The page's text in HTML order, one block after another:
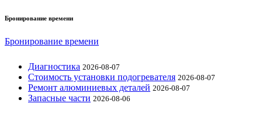
Бронирование времени
Бронирование времени
Диагностика 2026-08-07
Стоимость установки подогревателя 2026-08-07
Ремонт алюминиевых деталей 2026-08-07
Запасные части 2026-08-06